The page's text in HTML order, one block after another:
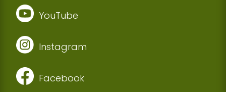
YouTube
Instagram
Facebook